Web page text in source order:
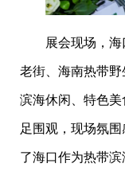
展会现场，
老街、海南热带野
滨海休闲、特色
足围观，现场氛
了海口作为热带滨